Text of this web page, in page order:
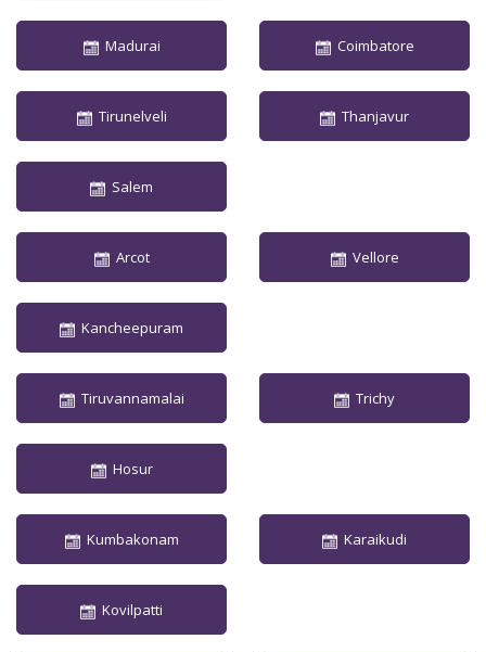
Madurai Coimbatore
Tirunelveli Thanjavur
Salem
Arcot Vellore
Kancheepuram
Tiruvannamalai Trichy
Hosur
Kumbakonam Karaikudi
Kovilpatti